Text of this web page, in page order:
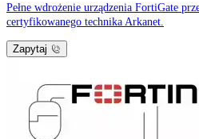
Pełne wdrożenie urządzenia FortiGate
certyfikowanego technika Arkanet.
Zapytaj